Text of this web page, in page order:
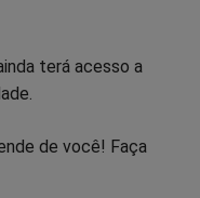
terá acesso a
de você! Faça